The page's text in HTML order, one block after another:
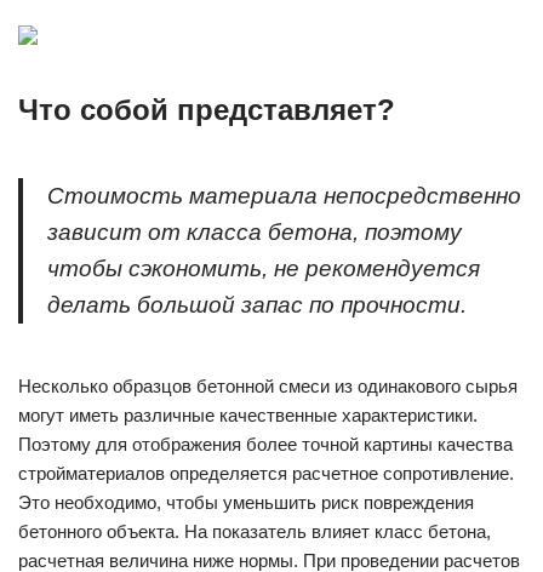
Что собой представляет?
Стоимость материала непосредственно
зависит от класса бетона, поэтому
чтобы сэкономить, не рекомендуется
делать большой запас по прочности.
Несколько образцов бетонной смеси из одинакового сырья
могут иметь различные качественные характеристики.
Поэтому для отображения более точной картины качества
стройматериалов определяется расчетное сопротивление.
Это необходимо, чтобы уменьшить риск повреждения
бетонного объекта. На показатель влияет класс бетона,
расчетная величина ниже нормы. При проведении расчетов